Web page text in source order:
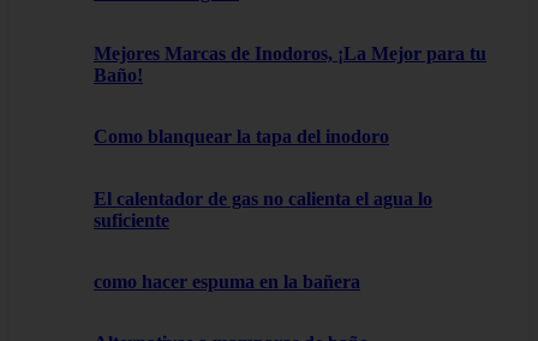
Mejores Marcas de Inodoros, ¡La Mejor para tu
Baño!
Como blanquear la tapa del inodoro
El calentador de gas no calienta el agua lo
suficiente
como hacer espuma en la bañera